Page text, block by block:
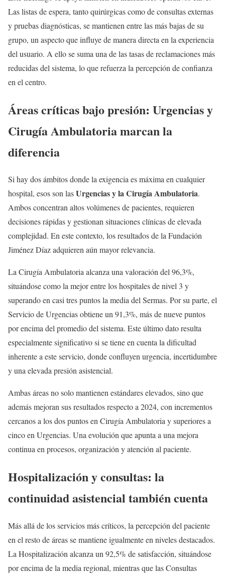
Las listas de espera, tanto quirúrgicas como de consultas externas
y pruebas diagnósticas, se mantienen entre las más bajas de su
grupo, un aspecto que influye de manera directa en la experiencia
del usuario. A ello se suma una de las tasas de reclamaciones más
reducidas del sistema, lo que refuerza la percepción de confianza
en el centro.
Áreas críticas bajo presión: Urgencias y
Cirugía Ambulatoria marcan la
diferencia
Si hay dos ámbitos donde la exigencia es máxima en cualquier
hospital, esos son lasUrgencias y la Cirugía Ambulatoria.
Ambos concentran altos volúmenes de pacientes, requieren
decisiones rápidas y gestionan situaciones clínicas de elevada
complejidad. En este contexto, los resultados de la Fundación
Jiménez Díaz adquieren aún mayor relevancia.
La Cirugía Ambulatoria alcanza una valoración del 96,3%,
situándose como la mejor entre los hospitales de nivel 3 y
superando en casi tres puntos la media del Sermas. Por su parte, el
Servicio de Urgencias obtiene un 91,3%, más de nueve puntos
por encima del promedio del sistema. Este último dato resulta
especialmente significativo si se tiene en cuenta la dificultad
inherente a este servicio, donde confluyen urgencia, incertidumbre
y una elevada presión asistencial.
Ambas áreas no solo mantienen estándares elevados, sino que
además mejoran sus resultados respecto a 2024, con incrementos
cercanos a los dos puntos en Cirugía Ambulatoria y superiores a
cinco en Urgencias. Una evolución que apunta a una mejora
continua en procesos, organización y atención al paciente.
Hospitalización y consultas: la
continuidad asistencial también cuenta
Más allá de los servicios más críticos, la percepción del paciente
en el resto de áreas se mantiene igualmente en niveles destacados.
La Hospitalización alcanza un 92,5% de satisfacción, situándose
por encima de la media regional, mientras que las Consultas